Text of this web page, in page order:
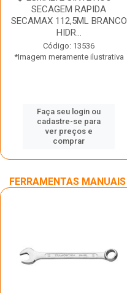
SECAGEM RAPIDA
SECAMAX 112,5ML BRANCO
HIDR...
Código: 13536
*Imagem meramente ilustrativa
Faça seu login ou
cadastre-se para
ver preços e
comprar
FERRAMENTAS MANUAIS